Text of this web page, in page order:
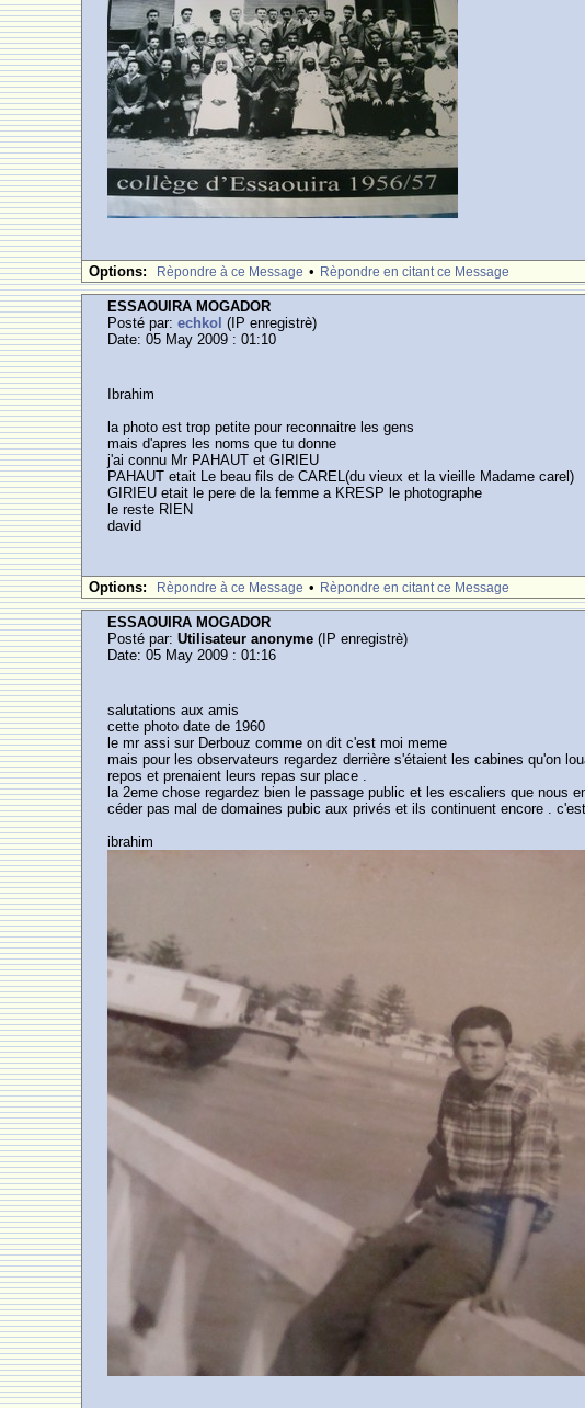
Options: Rèpondre à ce Message • Rèpondre en citant ce Message
ESSAOUIRA MOGADOR
Posté par:echkol (IP enregistrè)
Date: 05 May 2009 : 01:10
Ibrahim
la photo est trop petite pour reconnaitre les gens
mais d'apres les noms que tu donne
j'ai connu Mr PAHAUT et GIRIEU
PAHAUT etait Le beau fils de CAREL(du vieux et la vieille Madame carel)
GIRIEU etait le pere de la femme a KRESP le photographe
le reste RIEN
david
Options: Rèpondre à ce Message • Rèpondre en citant ce Message
ESSAOUIRA MOGADOR
Posté par:Utilisateur anonyme (IP enregistrè)
Date: 05 May 2009 : 01:16
salutations aux amis
cette photo date de 1960
le mr assi sur Derbouz comme on dit c'est moi meme
mais pour les observateurs regardez derrière s'étaient les cabines qu'on
repos et prenaient leurs repas sur place .
la 2eme chose regardez bien le passage public et les escaliers que nous
céder pas mal de domaines pubic aux privés et ils continuent encore .
ibrahim